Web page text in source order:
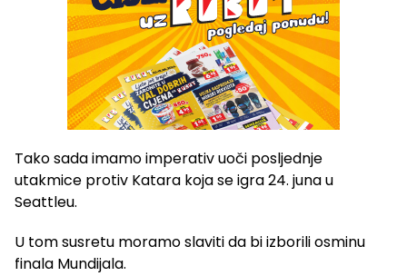
Tako sada imamo imperativ uoči posljednje
utakmice protiv Katara koja se igra 24. juna u
Seattleu.
U tom susretu moramo slaviti da bi izborili osminu
finala Mundijala.